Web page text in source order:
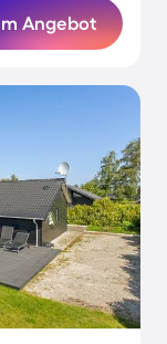
Angebot